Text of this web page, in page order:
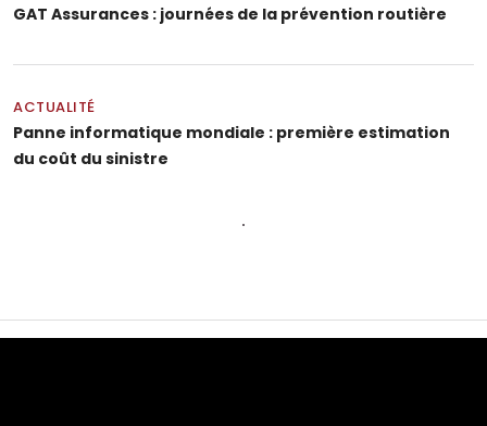
GAT Assurances : journées de la prévention routière
ACTUALITÉ
Panne informatique mondiale : première estimation
du coût du sinistre